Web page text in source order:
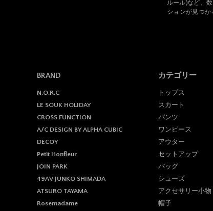
ルール)など、
ションが見つ
BRAND
N.O.R.C
LE SOUK HOLIDAY
CROSS FUNCTION
A/C DESIGN BY ALPHA CUBIC
DECOY
Petit Honfleur
JOIN PARK
49AV JUNKO SHIMADA
ATSURO TAYAMA
Rosemadame
カテゴリー
トップス
スカート
パンツ
ワンピース
アウター
セットアップ
バッグ
シューズ
アクセサリー小物
帽子